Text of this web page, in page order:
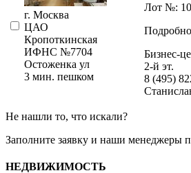
г. Москва
ЦАО
Кропоткинская
ИФНС №7704
Остоженка ул
3 мин. пешком
Лот №:
Бизнес-
2-й эт.
8 (495)
Не нашли то, что искали?
Заполните заявку и наши менеджеры
НЕДВИЖИМОСТЬ